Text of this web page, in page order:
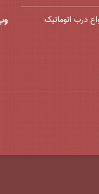
درب اتوماتیک